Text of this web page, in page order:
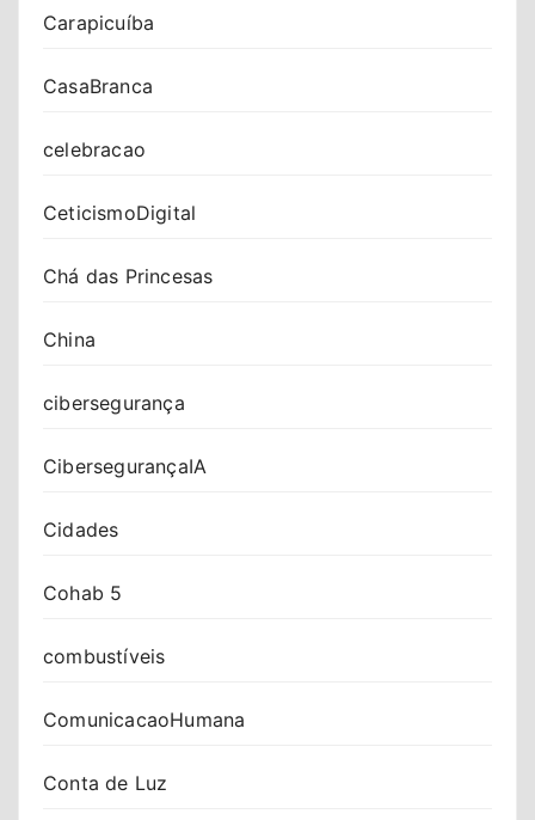
Carapicuíba
CasaBranca
celebracao
CeticismoDigital
Chá das Princesas
China
cibersegurança
CibersegurançaIA
Cidades
Cohab 5
combustíveis
ComunicacaoHumana
Conta de Luz